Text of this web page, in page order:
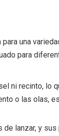
una
para
ni recinto, lo
o las olas,
lanzar, y